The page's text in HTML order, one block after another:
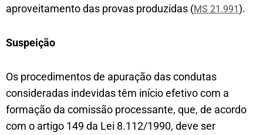
aproveitamento das provas produzidas (MS 21.991).
Susp​eição
Os procedimentos de apuração das condutas
consideradas indevidas têm início efetivo com a
formação da comissão processante, que, de acordo
com o artigo 149 da Lei 8.112/1990, deve ser